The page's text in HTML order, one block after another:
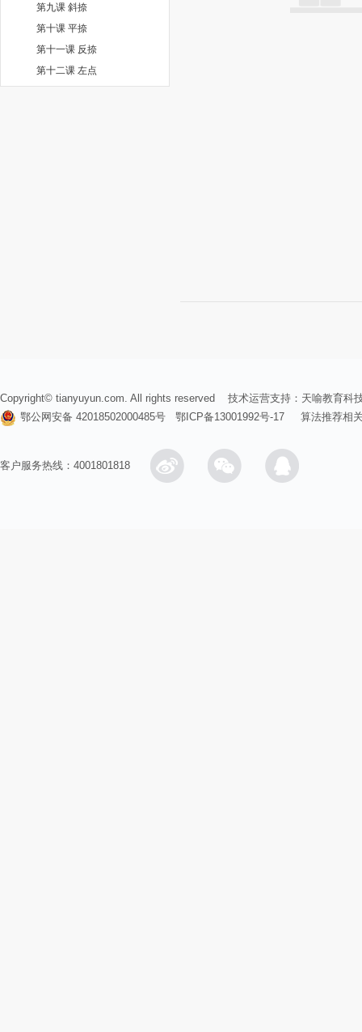
第九课 斜捺
第十课 平捺
第十一课 反捺
第十二课 左点
Copyright© tianyuyun.com. All rights reserved 技术运营支持： 天喻教育科
鄂公网安备 42018502000485号
鄂ICP备13001992号-17 算法推荐相
客户服务热线：4001801818